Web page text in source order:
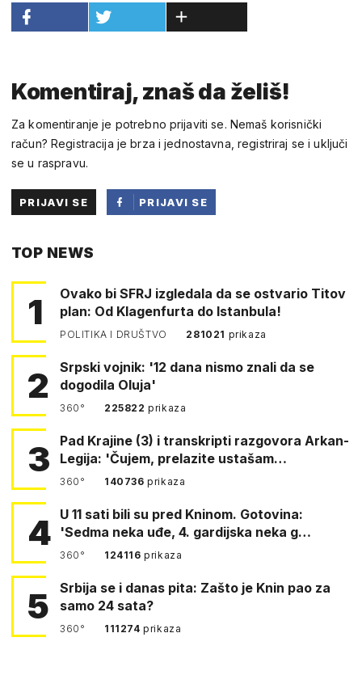
Komentiraj, znaš da želiš!
Za komentiranje je potrebno prijaviti se. Nemaš korisnički
račun? Registracija je brza i jednostavna, registriraj se i uključi
se u raspravu.
PRIJAVI SE
PRIJAVI SE
TOP NEWS
1
Ovako bi SFRJ izgledala da se ostvario Titov
plan: Od Klagenfurta do Istanbula!
POLITIKA I DRUŠTVO 281021 prikaza
2
Srpski vojnik: '12 dana nismo znali da se
dogodila Oluja'
360° 225822prikaza
3
Pad Krajine (3) i transkripti razgovora Arkan-
Legija: 'Čujem, prelazite ustašam…
360° 140736prikaza
4 U 11 sati bili su pred Kninom. Gotovina:
'Sedma neka uđe, 4. gardijska neka g…
360° 124116prikaza
5
Srbija se i danas pita: Zašto je Knin pao za
samo 24 sata?
360° 111274prikaza